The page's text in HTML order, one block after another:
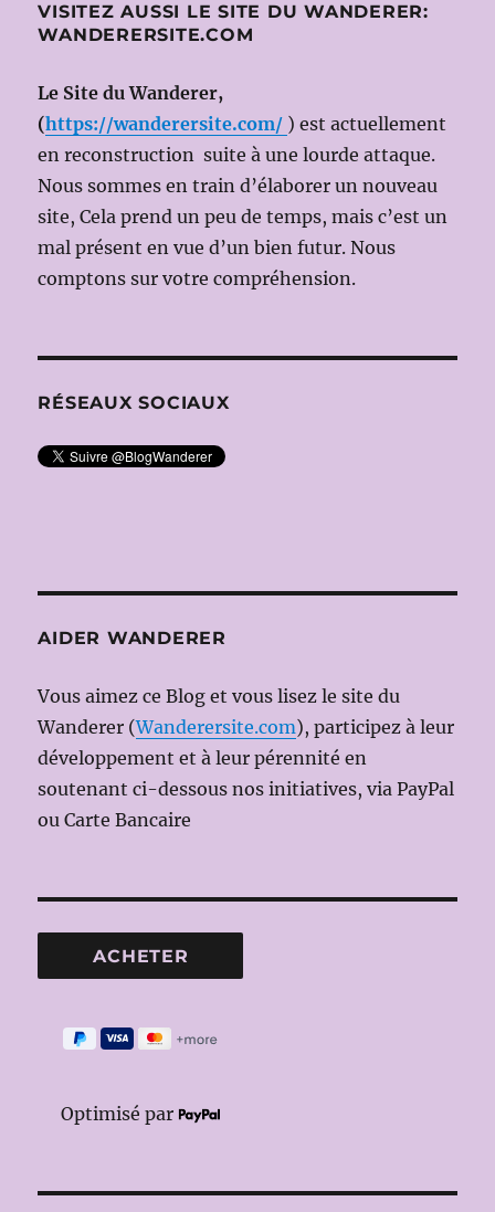
VISITEZ AUSSI LE SITE DU WANDERER:
WANDERERSITE.COM
Le Site du Wanderer,
(https://wanderersite.com/ ) est actuellement
en reconstruction suite à une lourde attaque.
Nous sommes en train d’élaborer un nouveau
site, Cela prend un peu de temps, mais c’est un
mal présent en vue d’un bien futur. Nous
comptons sur votre compréhension.
RÉSEAUX SOCIAUX
AIDER WANDERER
Vous aimez ce Blog et vous lisez le site du
Wanderer (Wanderersite.com), participez à leur
développement et à leur pérennité en
soutenant ci-dessous nos initiatives, via PayPal
ou Carte Bancaire
Optimisé par